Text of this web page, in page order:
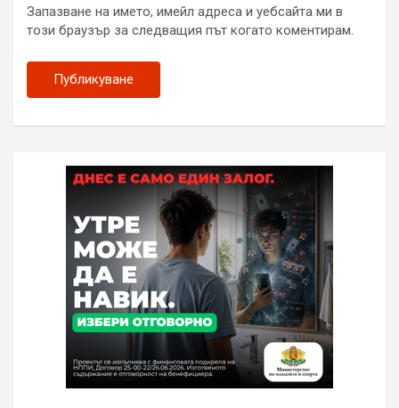
Запазване на името, имейл адреса и уебсайта ми в
този браузър за следващия път когато коментирам.